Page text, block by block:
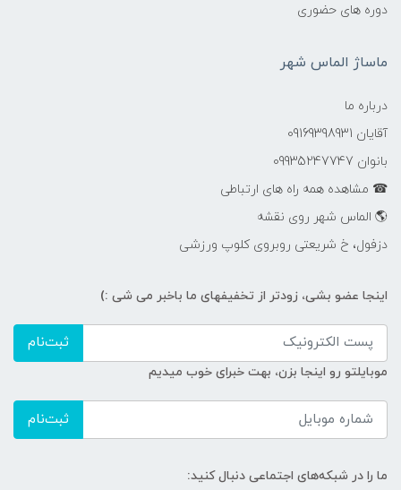
دوره های حضوری
ماساژ الماس شهر
درباره ما
آقایان 09169398931
بانوان 09935247747
☎ مشاهده همه راه های ارتباطی
🌎 الماس شهر روی نقشه
دزفول، خ شریعتی روبروی کلوپ ورزشی
اینجا عضو بشی، زودتر از تخفیفهای ما باخبر می شی :)
ثبت‌نام
موبایلتو رو اینجا بزن، بهت خبرای خوب میدیم
ثبت‌نام
ما را در شبکه‌های اجتماعی دنبال کنید: